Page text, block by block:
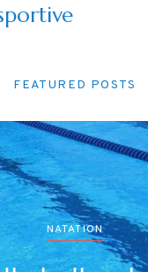
FEATURED POSTS
NATATION
جميع